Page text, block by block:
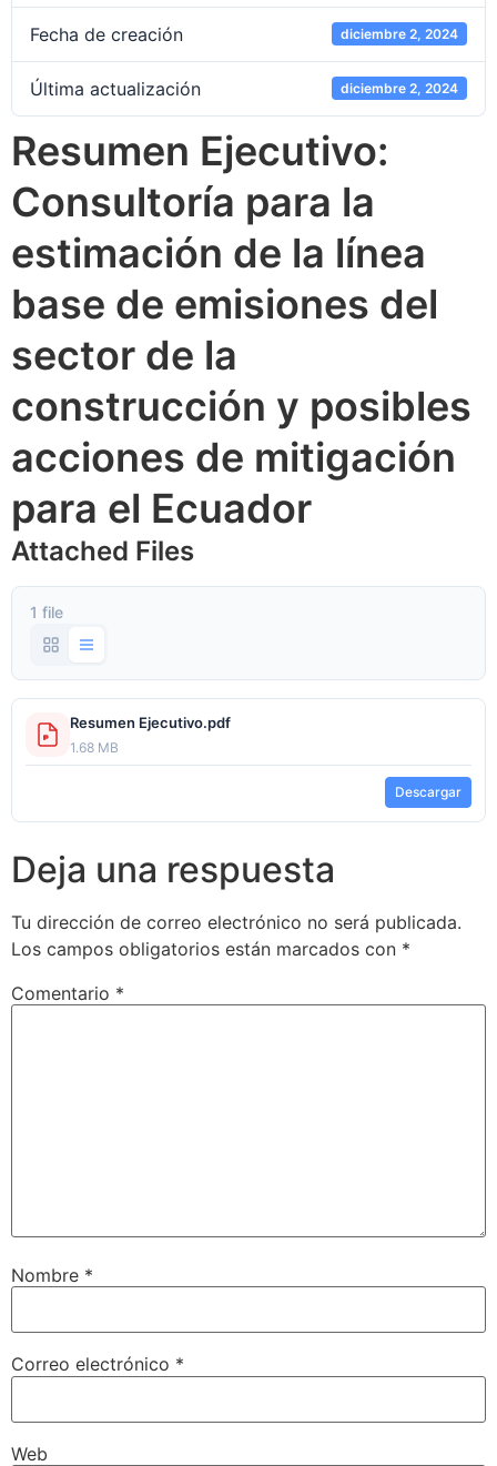
Fecha de creación diciembre 2, 2024
Última actualización diciembre 2, 2024
Resumen Ejecutivo:
Consultoría para la
estimación de la línea
base de emisiones del
sector de la
construcción y posibles
acciones de mitigación
para el Ecuador
Attached Files
1 file
Resumen Ejecutivo.pdf
1.68 MB
Descargar
Deja una respuesta
Tu dirección de correo electrónico no será publicada.
Los campos obligatorios están marcados con *
Comentario *
Nombre *
Correo electrónico *
Web